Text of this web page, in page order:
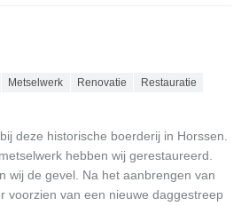
Metselwerk Renovatie
Restauratie
deze historische boerderij in Horssen.
hebben wij gerestaureerd.
wij de gevel. Na het aanbrengen van
voorzien van een nieuwe daggestreep